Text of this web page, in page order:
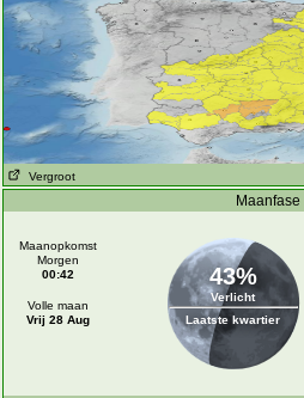
Vergroot
Maanfase
Maanopkomst
Morgen
00:42
Volle maan
Vrij 28 Aug
43%
Verlicht
Laatste kwartier